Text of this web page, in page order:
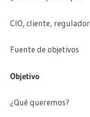
CIO, cliente, regulador
Fuente de objetivos
Objetivo
¿Qué queremos?